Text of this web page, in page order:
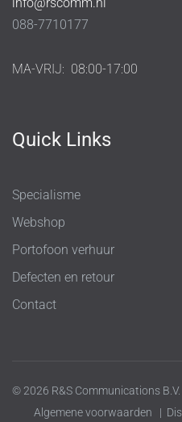
088-7710177
MA-VRIJ: 08:00-17:00
Quick Links
Specialisme
Webshop
Portofoon verhuur
Defecten en retour
Contact
© 2026 R&S Communications
Algemene voorwaarden |